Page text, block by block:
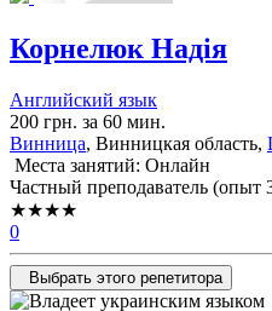
Корнелюк Надія
Английский язык
200 грн. за 60 мин.
Винница, Винницкая область,
Места занятий: Онлайн
Частный преподаватель (опыт
★★★★
0
Выбрать этого репетитора